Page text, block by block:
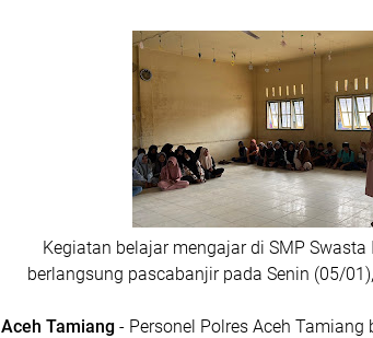
Kegiatan belajar mengajar di SMP
berlangsung pascabanjir pada Senin (05/
Aceh Tamiang - Personel Polres Aceh Tamiang